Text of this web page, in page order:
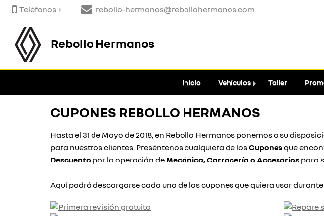
Teléfonos rebollo-hermanos@rebollohermanos.com
Rebollo Hermanos
Inicio Vehículos Taller
CUPONES REBOLLO HERMANOS
Hasta el 31 de Mayo de 2018, en Rebollo Hermanos ponemos a su
para nuestros clientes. Preséntenos cualquiera de losCuponesque
Descuento por la operación deMecánica, Carrocería o Accesorios para
Aquí podrá descargarse cada uno de los cupones que quiera usar durante